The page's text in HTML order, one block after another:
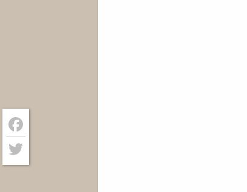
Facebook
Twitter